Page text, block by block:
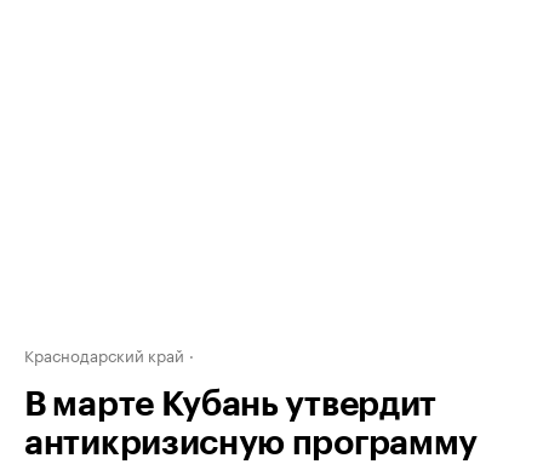
Краснодарский край
В марте Кубань утвердит
антикризисную программу